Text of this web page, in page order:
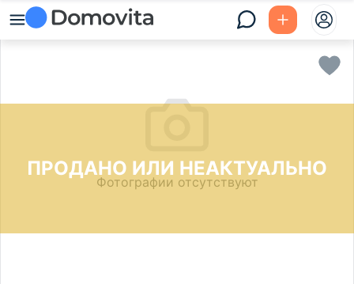
ПРОДАНО ИЛИ НЕАКТУАЛЬНО
Фотографии отсутствуют